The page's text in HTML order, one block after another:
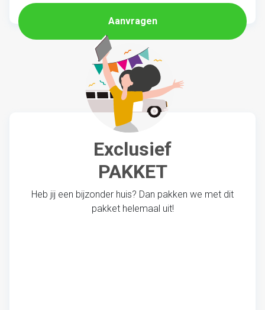
Aanvragen
Exclusief
PAKKET
Heb jij een bijzonder huis? Dan pakken we met dit
pakket helemaal uit!